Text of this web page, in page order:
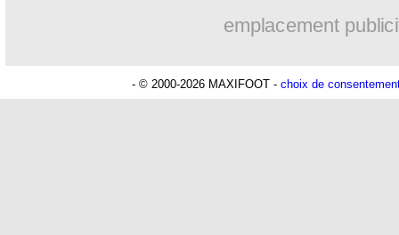
- Youcef
emplacement
- © 2000-2026 MAXIFOOT - choix de